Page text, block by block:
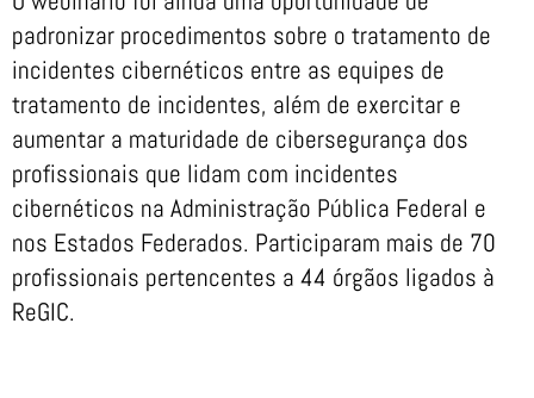
padronizar procedimentos sobre o tratamento de
incidentes cibernéticos entre as equipes de
tratamento de incidentes, além de exercitar e
aumentar a maturidade de cibersegurança dos
profissionais que lidam com incidentes
cibernéticos na Administração Pública Federal e
nos Estados Federados. Participaram mais de 70
profissionais pertencentes a 44 órgãos ligados à
ReGIC.